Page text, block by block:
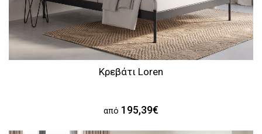
Κρεβάτι Loren
από 195,39€